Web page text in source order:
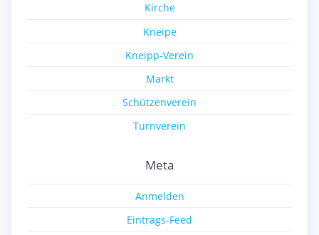
Kirche
Kneipe
Kneipp-Verein
Markt
Schützenverein
Turnverein
Meta
Anmelden
Eintrags-Feed